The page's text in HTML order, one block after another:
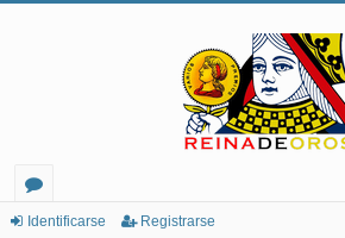
or
Identificarse Registrarse